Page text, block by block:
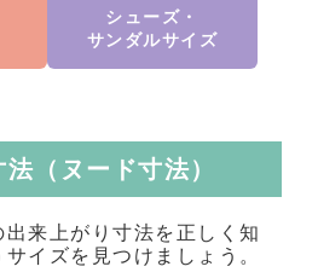
シューズ・
サンダルサイズ
（ヌード寸法）
来上がり寸法を正しく知
イズを見つけましょう。